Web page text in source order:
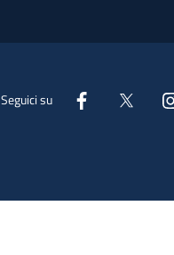
Seguici su